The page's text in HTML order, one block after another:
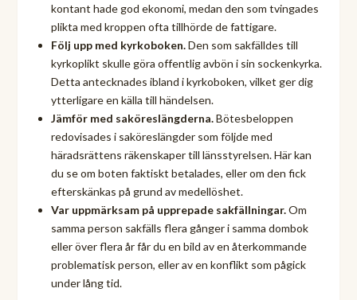
kontant hade god ekonomi, medan den som tvingades
plikta med kroppen ofta tillhörde de fattigare.
Följ upp med kyrkoboken.Den som sakfälldes till
kyrkoplikt skulle göra offentlig avbön i sin sockenkyrka.
Detta antecknades ibland i kyrkoboken, vilket ger dig
ytterligare en källa till händelsen.
Jämför med saköreslängderna.Bötesbeloppen
redovisades i saköreslängder som följde med
häradsrättens räkenskaper till länsstyrelsen. Här kan
du se om boten faktiskt betalades, eller om den fick
efterskänkas på grund av medellöshet.
Var uppmärksam på upprepade sakfällningar.Om
samma person sakfälls flera gånger i samma dombok
eller över flera år får du en bild av en återkommande
problematisk person, eller av en konflikt som pågick
under lång tid.